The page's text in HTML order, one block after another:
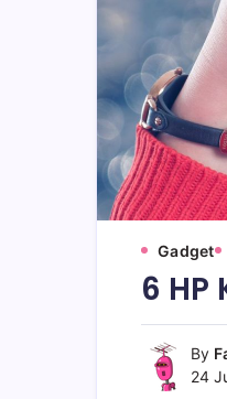
Gadget
6
By
24